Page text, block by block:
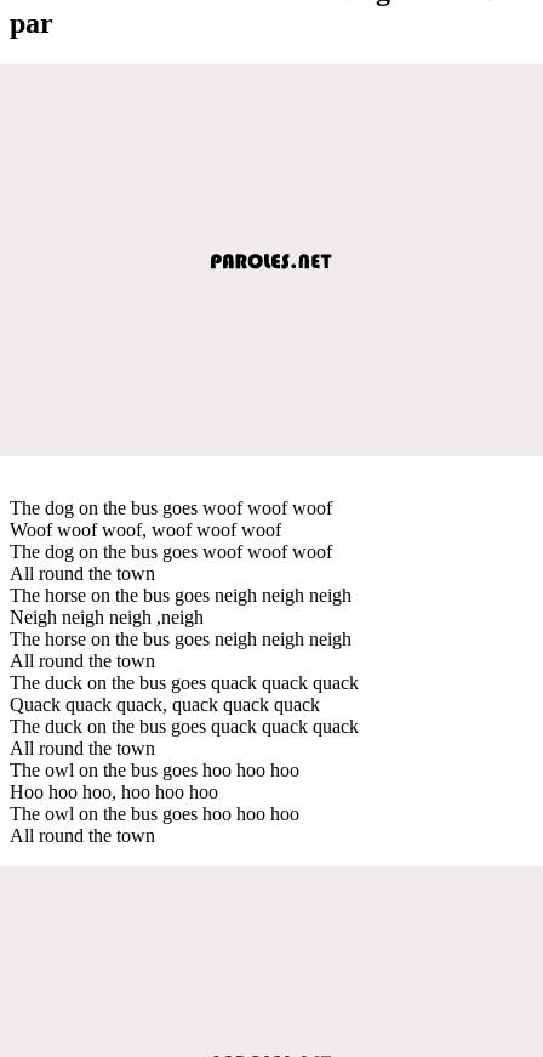
par
The dog on the bus goes woof woof woof
Woof woof woof, woof woof woof
The dog on the bus goes woof woof woof
All round the town
The horse on the bus goes neigh neigh neigh
Neigh neigh neigh ,neigh
The horse on the bus goes neigh neigh neigh
All round the town
The duck on the bus goes quack quack quack
Quack quack quack, quack quack quack
The duck on the bus goes quack quack quack
All round the town
The owl on the bus goes hoo hoo hoo
Hoo hoo hoo, hoo hoo hoo
The owl on the bus goes hoo hoo hoo
All round the town